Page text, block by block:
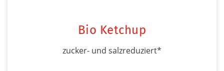
Bio Ketchup
zucker- und salzreduziert*